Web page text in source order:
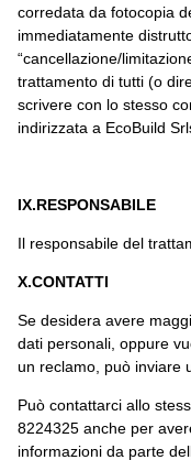
corredata da fotocopia
immediatamente
“cancellazione/
trattamento di tutti (o
scrivere con lo stesso
indirizzata a EcoBuild
IX.RESPONSABILE
Il responsabile del
X.CONTATTI
Se desidera avere
dati personali, oppure
un reclamo, può inviare
Può contattarci allo
8224325 anche per
informazioni da parte